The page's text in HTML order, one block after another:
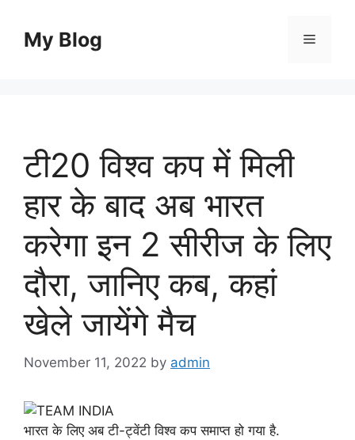
contentMy Blog Menu
टी20 विश्व कप में मिली
हार के बाद अब भारत
करेगा इन 2 सीरीज के लिए
दौरा, जानिए कब, कहां
खेले जायेंगे मैच
November 11, 2022 by admin
भारत के लिए अब टी-ट्वेंटी विश्व कप समाप्त हो गया है.